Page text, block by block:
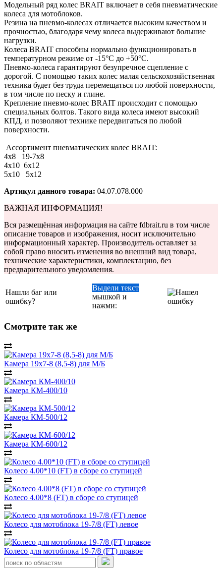
Модельный ряд колес BRAIT включает в себя пневматические
колеса для мотоблоков.
Резина на пневмо-колесах отличается высоким качеством и
прочностью, благодаря чему колеса выдерживают большие
нагрузки.
Колеса BRAIT способны нормально функционировать в
температурном режиме от -15°С до +50°С.
Пневмо-колеса гарантируют безупречное сцепление с
дорогой. С помощью таких колес малая сельскохозяйственная
техника будет без труда перемещаться по любой поверхности,
в том числе по песку и глине.
Крепление пневмо-колес BRAIT происходит с помощью
специальных болтов. Такого вида колеса имеют высокий
КПД, и позволяют технике передвигаться по любой
поверхности.
Ассортимент пневматических колес BRAIT:
4х8 19-7х8
4х10 6х12
5х10 5х12
Артикул данного товара: 04.07.078.000
ВАЖНАЯ ИНФОРМАЦИЯ!
Вся размещённая информация на сайте fdbrait.ru в том числе
описание товаров и изображения, носит исключительно
информационный характер. Производитель оставляет за
собой право вносить изменения во внешний вид товара,
технические характеристики, комплектацию, без
предварительного уведомления.
Нашли баг или
ошибку?
Выдели текст
мышкой и
нажми:
Смотрите так же
Камера 19х7-8 (8,5-8) для М/Б
Камера КM-400/10
Камера КM-500/12
Камера КM-600/12
Колесо 4.00*10 (FT) в сборе со ступицей
Колесо 4.00*8 (FT) в сборе со ступицей
Колесо для мотоблока 19-7/8 (FT) левое
Колесо для мотоблока 19-7/8 (FT) правое